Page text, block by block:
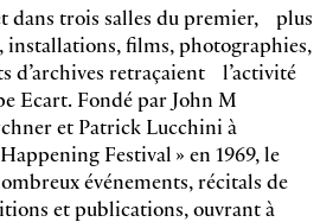
dans trois salles du premier, plus
films, photographies,
d’archives retraçaient l’activité
Ecart. Fondé par John M
et Patrick Lucchini à
Festival » en 1969, le
événements, récitals de
et publications, ouvrant à